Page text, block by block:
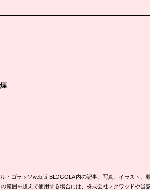
・ゴラッソweb版 BLOGOLA 内の記事、写真、イラスト、
範囲を超えて使用する場合には、株式会社スクワッドや当